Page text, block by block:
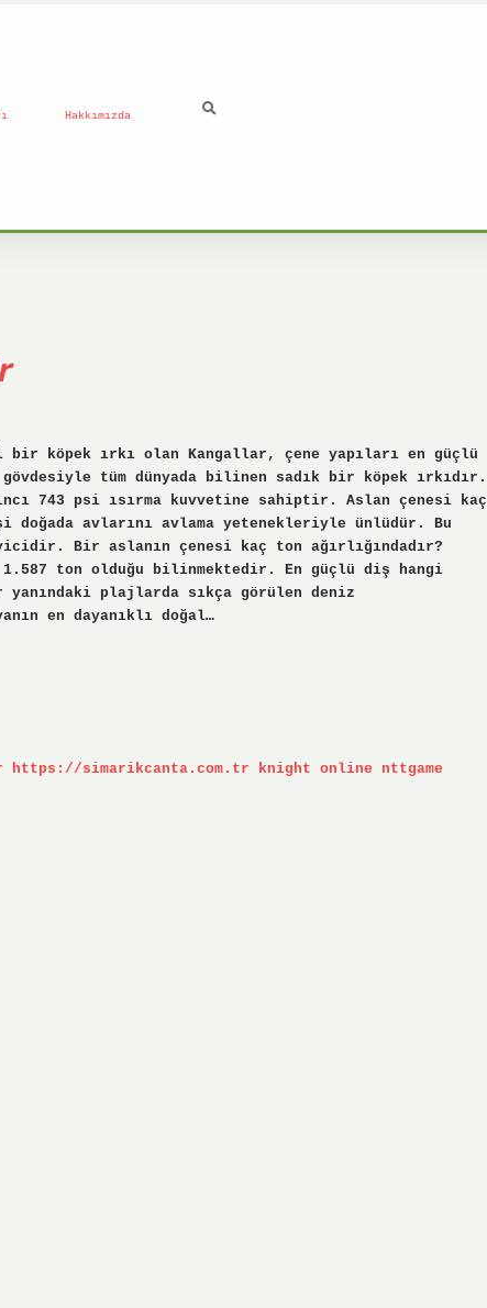
Hakkımızda
bir köpek ırkı olan Kangallar, çene yapıları en güçlü
tüm dünyada bilinen sadık bir köpek ırkıdır.
743 psi ısırma kuvvetine sahiptir. Aslan çenesi kaç
avlarını avlama yetenekleriyle ünlüdür. Bu
Bir aslanın çenesi kaç ton ağırlığındadır?
1.587 ton olduğu bilinmektedir. En güçlü diş hangi
yanındaki plajlarda sıkça görülen deniz
en dayanıklı doğal…
https://simarikcanta.com.tr knight online
nttgame